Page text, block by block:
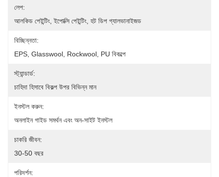
লেপ:
আলকিড পেইন্টিং, ইপোক্সি পেইন্টিং, হট ডিপ গ্যালভানাইজড
বিচ্ছিন্নতা:
EPS, Glasswool, Rockwool, PU বিকল্পে
স্ট্যান্ডার্ড:
চাহিদা হিসাবে বিকল্প উপর বিভিন্ন মান
ইনস্টল করুন:
অনলাইন গাইড সমর্থন এবং অন-সাইট ইনস্টল
চাকরি জীবন:
30-50 বছর
পরিদর্শন: